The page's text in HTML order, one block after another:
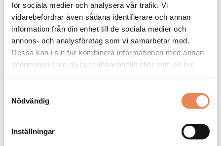
för sociala medier och analysera vår trafik. Vi
vidarebefordrar även sådana identifierare och annan
information från din enhet till de sociala medier och
annons- och analysföretag som vi samarbetar med.
Dessa kan i sin tur kombinera informationen med annan
information som du har tillhandahållit eller som de har
Nödvändig
Inställningar
ANSÖK HÄR Tipsa en vän:
FLER LEDIGA JOBB